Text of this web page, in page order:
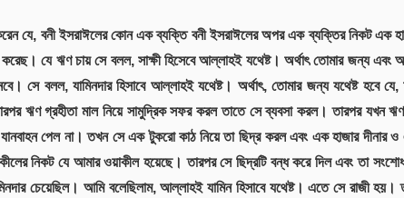
যে, বনী ইসরাঈলের কোন এক ব্যক্তি বনী ইসরাঈলের অপর এক ব্যক্তির নিকট এক
যে ঋণ চায় সে বলল, সাক্ষী হিসেবে আল্লাহই যথেষ্ট। অর্থাৎ তোমার জন্য এবং
সে বলল, যামিনদার হিসাবে আল্লাহই যথেষ্ট। অর্থাৎ, তোমার জন্য যথেষ্ট হবে
ঋণ গ্রহীতা মাল নিয়ে সামুদ্রিক সফর করল তাতে সে ব্যবসা করল। তারপর যখন
পেল না। তখন সে এক টুকরো কাঠ নিয়ে তা ছিদ্র করল এবং এক হাজার দীনার
নিকট যে আমার ওয়াকীল হয়েছে। তারপর সে ছিদ্রটি বন্ধ করে দিল এবং তা
চেয়েছিল। আমি বলেছিলাম, আল্লাহই যামিন হিসাবে যথেষ্ট। এতে সে রাজী হয়।